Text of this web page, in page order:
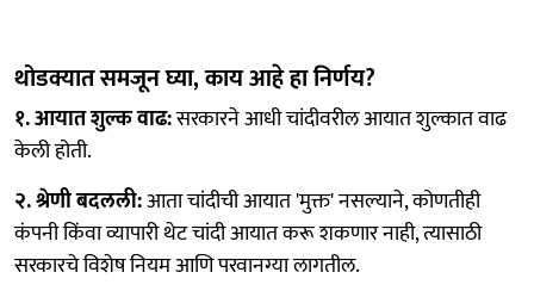
थोडक्यात समजून घ्या, काय आहे हा निर्णय?
१. आयात शुल्क वाढ:सरकारने आधी चांदीवरील आयात शुल्कात वाढ
केली होती.
२. श्रेणी बदलली:आता चांदीची आयात 'मुक्त' नसल्याने, कोणतीही
कंपनी किंवा व्यापारी थेट चांदी आयात करू शकणार नाही, त्यासाठी
सरकारचे विशेष नियम आणि परवानग्या लागतील.